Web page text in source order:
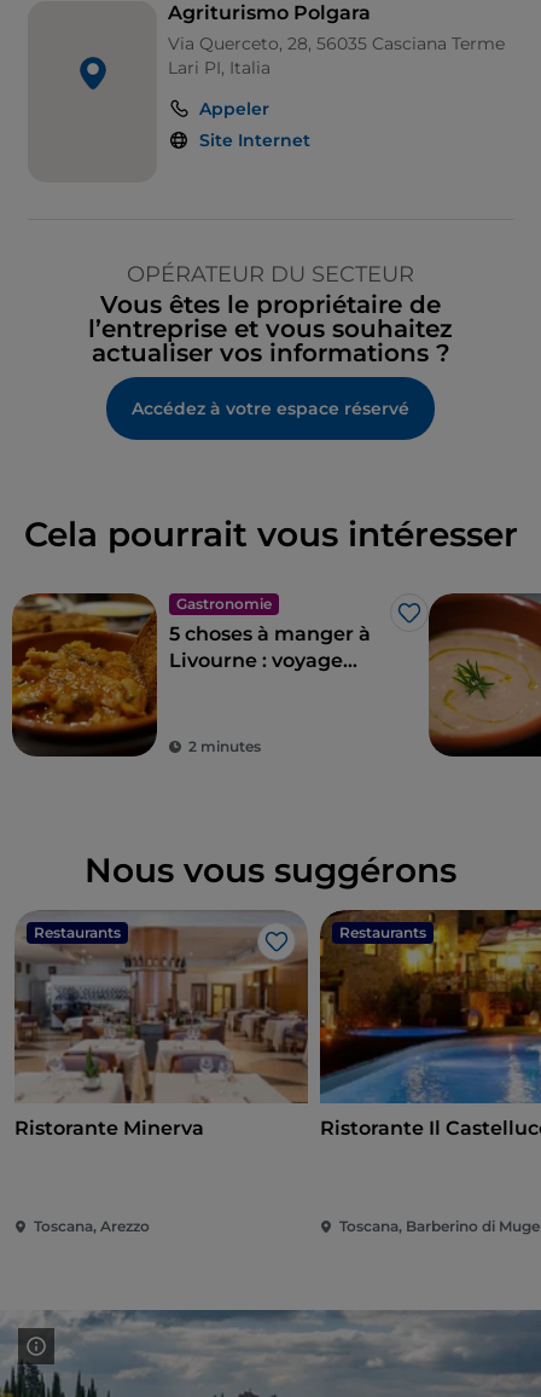
Agriturismo Polgara
Via Querceto, 28, 56035 Casciana Terme
Lari PI, Italia
Appeler
Site Internet
OPÉRATEUR DU SECTEUR
Vous êtes le propriétaire de
l’entreprise et vous souhaitez
actualiser vos informations ?
Accédez à votre espace réservé
Cela pourrait vous intéresser
Gastronomie
J’aime
5 choses à manger à
Livourne : voyage
2 minutes
Nous vous suggérons
Restaurants
J’aime
Ristorante Minerva
Toscana, Arezzo
Restaurants
Ristorante Il
Toscana, Barberino di